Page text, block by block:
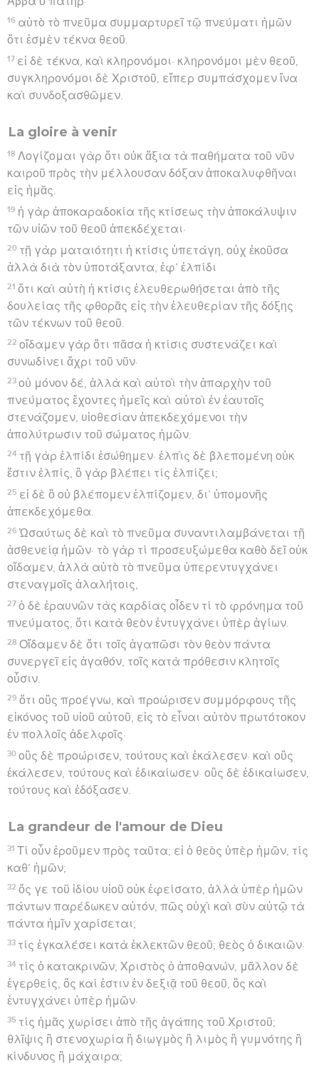
16 αὐτὸ τὸ πνεῦμα συμμαρτυρεῖ τῷ πνεύματι ἡμῶν
ὅτι ἐσμὲν τέκνα θεοῦ.
17 εἰ δὲ τέκνα, καὶ κληρονόμοι· κληρονόμοι μὲν θεοῦ,
συγκληρονόμοι δὲ Χριστοῦ, εἴπερ συμπάσχομεν ἵνα
καὶ συνδοξασθῶμεν.
La gloire à venir
18 Λογίζομαι γὰρ ὅτι οὐκ ἄξια τὰ παθήματα τοῦ νῦν
καιροῦ πρὸς τὴν μέλλουσαν δόξαν ἀποκαλυφθῆναι
εἰς ἡμᾶς.
19 ἡ γὰρ ἀποκαραδοκία τῆς κτίσεως τὴν ἀποκάλυψιν
τῶν υἱῶν τοῦ θεοῦ ἀπεκδέχεται·
20 τῇ γὰρ ματαιότητι ἡ κτίσις ὑπετάγη, οὐχ ἑκοῦσα
ἀλλὰ διὰ τὸν ὑποτάξαντα, ἐφ’ ἑλπίδι
21 ὅτι καὶ αὐτὴ ἡ κτίσις ἐλευθερωθήσεται ἀπὸ τῆς
δουλείας τῆς φθορᾶς εἰς τὴν ἐλευθερίαν τῆς δόξης
τῶν τέκνων τοῦ θεοῦ.
22 οἴδαμεν γὰρ ὅτι πᾶσα ἡ κτίσις συστενάζει καὶ
συνωδίνει ἄχρι τοῦ νῦν·
23 οὐ μόνον δέ, ἀλλὰ καὶ αὐτοὶ τὴν ἀπαρχὴν τοῦ
πνεύματος ἔχοντες ἡμεῖς καὶ αὐτοὶ ἐν ἑαυτοῖς
στενάζομεν, υἱοθεσίαν ἀπεκδεχόμενοι τὴν
ἀπολύτρωσιν τοῦ σώματος ἡμῶν.
24 τῇ γὰρ ἐλπίδι ἐσώθημεν· ἐλπὶς δὲ βλεπομένη οὐκ
ἔστιν ἐλπίς, ὃ γὰρ βλέπει τίς ἐλπίζει;
25 εἰ δὲ ὃ οὐ βλέπομεν ἐλπίζομεν, δι’ ὑπομονῆς
ἀπεκδεχόμεθα.
26 Ὡσαύτως δὲ καὶ τὸ πνεῦμα συναντιλαμβάνεται τῇ
ἀσθενείᾳ ἡμῶν· τὸ γὰρ τί προσευξώμεθα καθὸ δεῖ οὐκ
οἴδαμεν, ἀλλὰ αὐτὸ τὸ πνεῦμα ὑπερεντυγχάνει
στεναγμοῖς ἀλαλήτοις,
27 ὁ δὲ ἐραυνῶν τὰς καρδίας οἶδεν τί τὸ φρόνημα τοῦ
πνεύματος, ὅτι κατὰ θεὸν ἐντυγχάνει ὑπὲρ ἁγίων.
28 Οἴδαμεν δὲ ὅτι τοῖς ἀγαπῶσι τὸν θεὸν πάντα
συνεργεῖ εἰς ἀγαθόν, τοῖς κατὰ πρόθεσιν κλητοῖς
οὖσιν.
29 ὅτι οὓς προέγνω, καὶ προώρισεν συμμόρφους τῆς
εἰκόνος τοῦ υἱοῦ αὐτοῦ, εἰς τὸ εἶναι αὐτὸν πρωτότοκον
ἐν πολλοῖς ἀδελφοῖς·
30 οὓς δὲ προώρισεν, τούτους καὶ ἐκάλεσεν· καὶ οὓς
ἐκάλεσεν, τούτους καὶ ἐδικαίωσεν· οὓς δὲ ἐδικαίωσεν,
τούτους καὶ ἐδόξασεν.
La grandeur de l'amour de Dieu
31 Τί οὖν ἐροῦμεν πρὸς ταῦτα; εἰ ὁ θεὸς ὑπὲρ ἡμῶν, τίς
καθ’ ἡμῶν;
32 ὅς γε τοῦ ἰδίου υἱοῦ οὐκ ἐφείσατο, ἀλλὰ ὑπὲρ ἡμῶν
πάντων παρέδωκεν αὐτόν, πῶς οὐχὶ καὶ σὺν αὐτῷ τὰ
πάντα ἡμῖν χαρίσεται;
33 τίς ἐγκαλέσει κατὰ ἐκλεκτῶν θεοῦ; θεὸς ὁ δικαιῶν·
34 τίς ὁ κατακρινῶν; Χριστὸς ὁ ἀποθανών, μᾶλλον δὲ
ἐγερθείς, ὅς καί ἐστιν ἐν δεξιᾷ τοῦ θεοῦ, ὃς καὶ
ἐντυγχάνει ὑπὲρ ἡμῶν·
35 τίς ἡμᾶς χωρίσει ἀπὸ τῆς ἀγάπης τοῦ Χριστοῦ;
θλῖψις ἢ στενοχωρία ἢ διωγμὸς ἢ λιμὸς ἢ γυμνότης ἢ
κίνδυνος ἢ μάχαιρα;